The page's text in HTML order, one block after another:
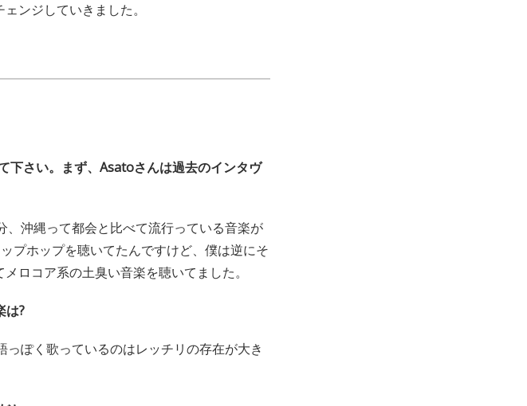
ンジしていきました。
下さい。まず、Asatoさんは過去のインタヴ
沖縄って都会と比べて流行っている音楽が
プホップを聴いてたんですけど、僕は逆にそ
ロコア系の土臭い音楽を聴いてました。
は?
ぽく歌っているのはレッチリの存在が大き